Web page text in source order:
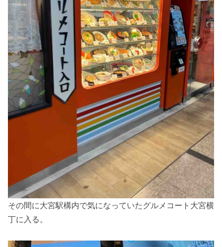
その間に大宮駅構内で気になっていたグルメコート大宮横
丁に入る。